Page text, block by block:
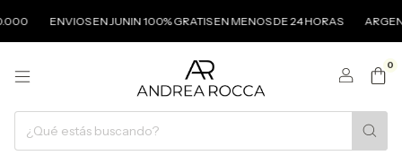
ENVIOS EN JUNIN 100% GRATIS EN MENOS DE 24 HORAS ARGENTINA
0